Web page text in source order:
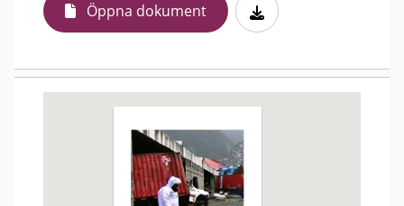
Öppna dokument